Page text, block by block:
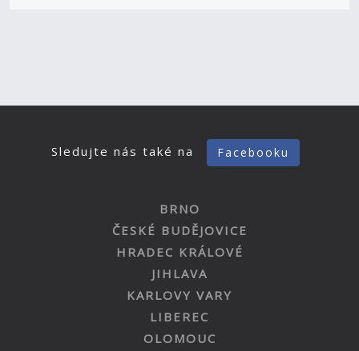
Sledujte nás také na Facebooku
BRNO
ČESKÉ BUDĚJOVICE
HRADEC KRÁLOVÉ
JIHLAVA
KARLOVY VARY
LIBEREC
OLOMOUC